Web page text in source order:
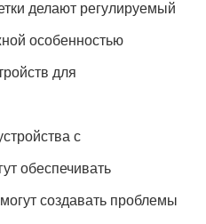
делают регулируемый
особенностью
для
с
обеспечивать
создавать проблемы